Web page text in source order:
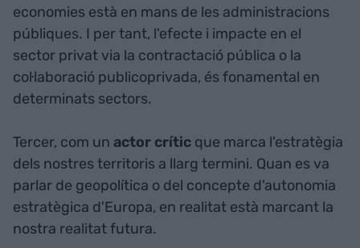
economies està en mans de les administracions
públiques. I per tant, l'efecte i impacte en el
sector privat via la contractació pública o la
col·laboració publicoprivada, és fonamental en
determinats sectors.
Tercer, com un actor crític que marca l'estratègia
dels nostres territoris a llarg termini. Quan es va
parlar de geopolítica o del concepte d'autonomia
estratègica d'Europa, en realitat està marcant la
nostra realitat futura.